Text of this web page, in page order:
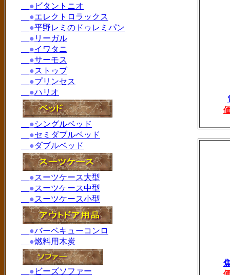
● ビタントニオ
●エレクトロラックス
●平野レミのドゥレミパン
● リーガル
●イワタニ
●サーモス
●ストゥブ
●プリンセス
●ハリオ
●シングルベッド
●セミダブルベッド
●ダブルベッド
●スーツケース大型
●スーツケース中型
●スーツケース小型
●バーベキューコンロ
●燃料用木炭
● ビーズソファー